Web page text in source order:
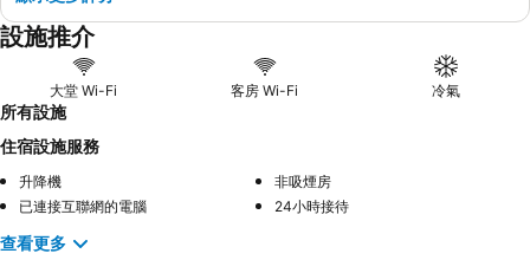
設施推介
大堂 Wi-Fi 客房 Wi-Fi 冷氣
所有設施
住宿設施服務
升降機
非吸煙房
已連接互聯網的電腦
24小時接待
查看更多